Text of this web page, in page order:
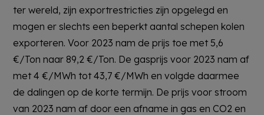
ter wereld, zijn exportrestricties zijn opgelegd en
mogen er slechts een beperkt aantal schepen kolen
exporteren. Voor 2023 nam de prijs toe met 5,6
€/Ton naar 89,2 €/Ton. De gasprijs voor 2023 nam af
met 4 €/MWh tot 43,7 €/MWh en volgde daarmee
de dalingen op de korte termijn. De prijs voor stroom
van 2023 nam af door een afname in gas en CO2 en